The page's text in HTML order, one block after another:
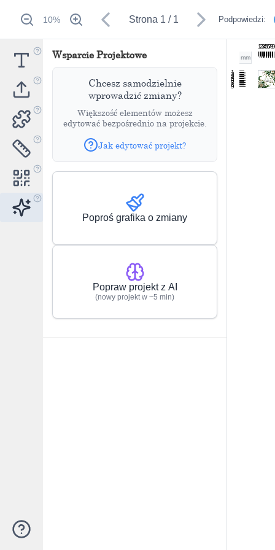
10% Strona 1 / 1 Podpowiedzi:
Wsparcie Projektowe
Chcesz samodzielnie
wprowadzić zmiany?
Większość elementów możesz
edytować bezpośrednio na projekcie.
Jak edytować projekt?
Poproś grafika o zmiany
Popraw projekt z AI
(nowy projekt w ~5 min)
123456789
1
2
3
4
5
6
7
8
9
mm